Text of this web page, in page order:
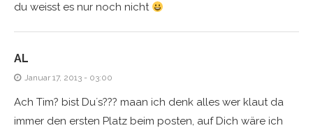
du weisst es nur noch nicht
AL
Januar 17, 2013 - 03:00
Ach Tim? bist Du´s??? maan ich denk alles wer klaut da
immer den ersten Platz beim posten, auf Dich wäre ich